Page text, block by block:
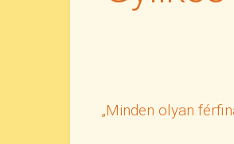
„Minden olyan